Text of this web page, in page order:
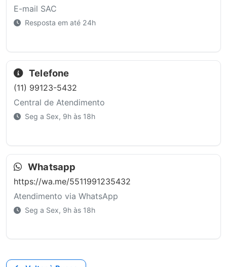
E-mail SAC
Resposta em até 24h
Telefone
(11) 99123-5432
Central de Atendimento
Seg a Sex, 9h às 18h
Whatsapp
https://wa.me/5511991235432
Atendimento via WhatsApp
Seg a Sex, 9h às 18h